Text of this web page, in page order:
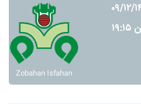
Zobahan Isfahan
۱۴۰۴